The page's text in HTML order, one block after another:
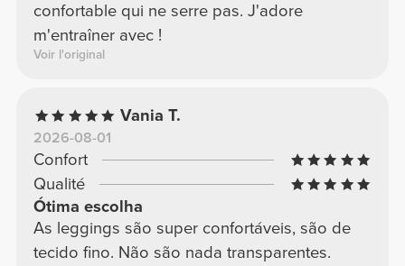
confortable qui ne serre pas. J'adore
m'entraîner avec !
Voir l'original
Vania T.
2026-08-01
Confort
Qualité
Ótima escolha
As leggings são super confortáveis, são de
tecido fino. Não são nada transparentes.